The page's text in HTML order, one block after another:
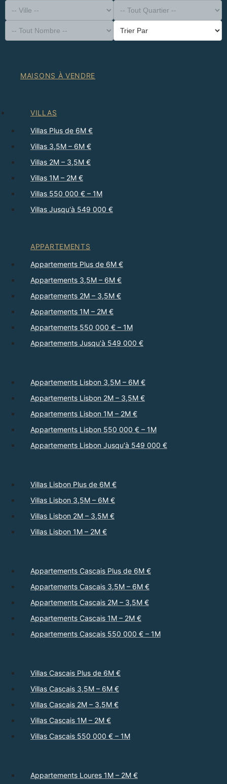
-- Type de Bien --
District
-- Ville --
-- Tout Quartier --
-- Tout Nombre --
Trier Par
MAISONS À VENDRE
VILLAS
Villas Plus de 6M €
Villas 3,5M – 6M €
Villas 2M – 3,5M €
Villas 1M – 2M €
Villas 550 000 € – 1M
Villas Jusqu'à 549 000 €
APPARTEMENTS
Appartements Plus de 6M €
Appartements 3,5M – 6M €
Appartements 2M – 3,5M €
Appartements 1M – 2M €
Appartements 550 000 € – 1M
Appartements Jusqu'à 549 000 €
Appartements Lisbon 3,5M – 6M €
Appartements Lisbon 2M – 3,5M €
Appartements Lisbon 1M – 2M €
Appartements Lisbon 550 000 € – 1M
Appartements Lisbon Jusqu'à 549 000 €
Villas Lisbon Plus de 6M €
Villas Lisbon 3,5M – 6M €
Villas Lisbon 2M – 3,5M €
Villas Lisbon 1M – 2M €
Appartements Cascais Plus de 6M €
Appartements Cascais 3,5M – 6M €
Appartements Cascais 2M – 3,5M €
Appartements Cascais 1M – 2M €
Appartements Cascais 550 000 € – 1M
Villas Cascais Plus de 6M €
Villas Cascais 3,5M – 6M €
Villas Cascais 2M – 3,5M €
Villas Cascais 1M – 2M €
Villas Cascais 550 000 € – 1M
Appartements Loures 1M – 2M €